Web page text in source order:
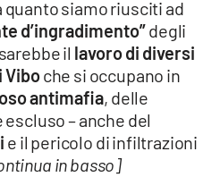
quanto siamo riusciti ad
d’ingradimento”degli
il lavoro di diversi
Viboche si occupano in
antimafia, delle
– anche del
e il pericolo di infiltrazioni
in basso]